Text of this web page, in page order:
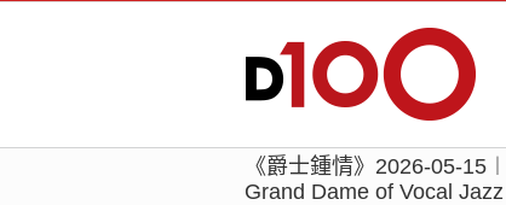
《爵士鍾情》2026-05-
Grand Dame of Vocal